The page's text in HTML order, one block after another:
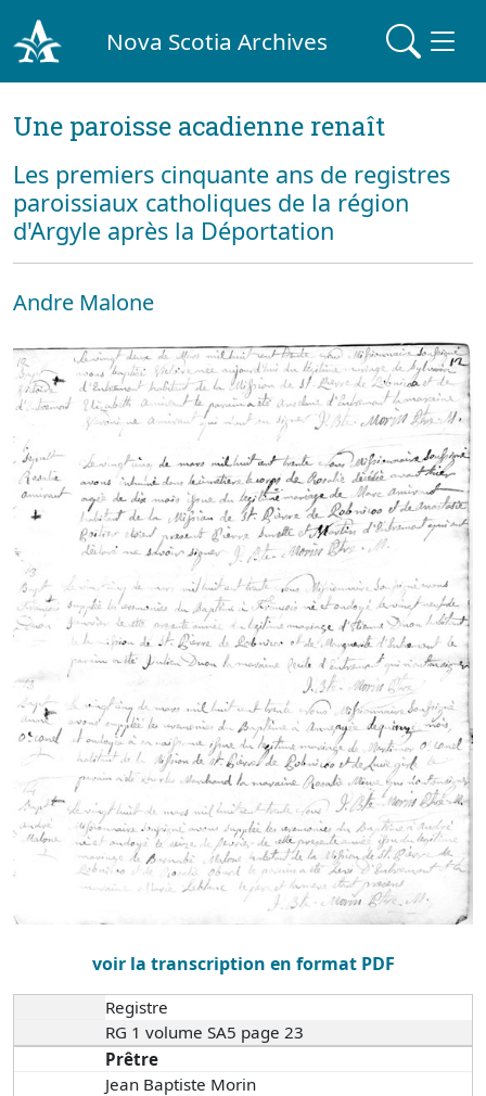
Nova Scotia Archives
Une paroisse acadienne renaît
Les premiers cinquante ans de registres
paroissiaux catholiques de la région
d'Argyle après la Déportation
Andre Malone
voir la transcription en format PDF
Registre
RG 1 volume SA5 page 23
Prêtre
Jean Baptiste Morin